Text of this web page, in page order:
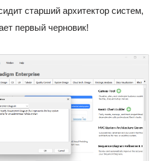
старший архитектор систем,
первый черновик!